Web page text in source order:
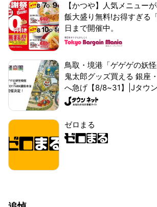
【かつや】人気メニュー
飯大盛り無料!お得すぎる
日まで開催中。
鳥取・境港「ゲゲゲの妖
鬼太郎グッズ買える 銀座
へ急げ【8/8~31】|Jタウ
ゼロまる